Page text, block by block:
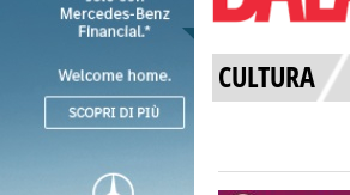
CULTURA